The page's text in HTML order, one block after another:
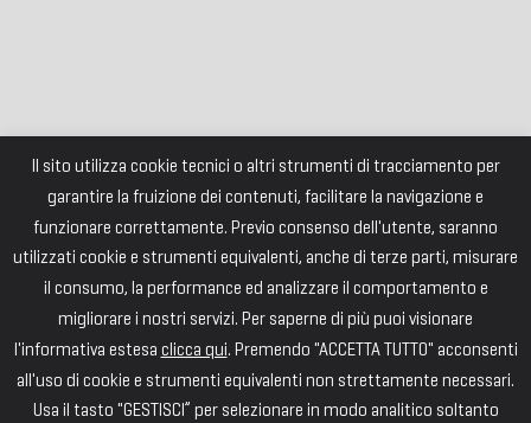
Il sito utilizza cookie tecnici o altri strumenti di tracciamento per
garantire la fruizione dei contenuti, facilitare la navigazione e
funzionare correttamente. Previo consenso dell'utente, saranno
utilizzati cookie e strumenti equivalenti, anche di terze parti, misurare
il consumo, la performance ed analizzare il comportamento e
migliorare i nostri servizi. Per saperne di più puoi visionare
l'informativa estesa clicca qui. Premendo "ACCETTA TUTTO" acconsenti
all'uso di cookie e strumenti equivalenti non strettamente necessari.
Usa il tasto "GESTISCI” per selezionare in modo analitico soltanto